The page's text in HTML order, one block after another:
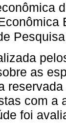
as
com a
foi